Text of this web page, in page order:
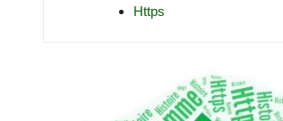
Https